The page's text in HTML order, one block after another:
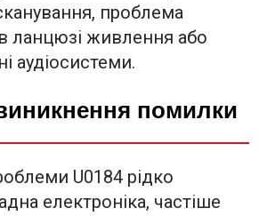
проблема
ланцюзі живлення або
аудіосистеми.
помилки
U0184 рідко
електроніка, частіше